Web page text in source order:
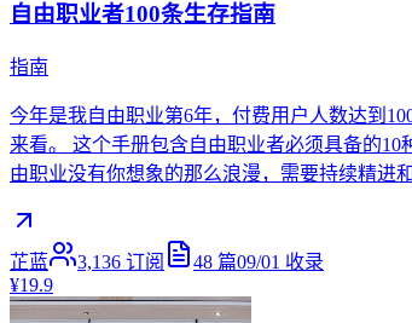
自由职业者100条生存指南
指南
今年是我自由职业第6年，付费用户人数达到
来看。 这个手册包含自由职业者必须具备的
由职业没有你想象的那么浪漫，需要持续精进
芷蓝 3,136 订阅 48 篇09/01 收录
¥19.9